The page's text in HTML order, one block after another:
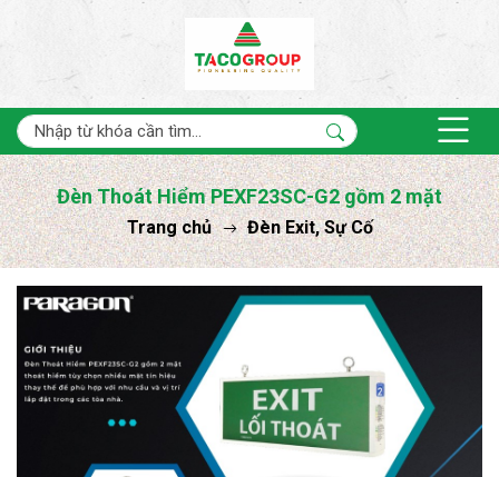
Đèn Thoát Hiểm PEXF23SC-G2 gồm 2 mặt
Trang chủ Đèn Exit, Sự Cố